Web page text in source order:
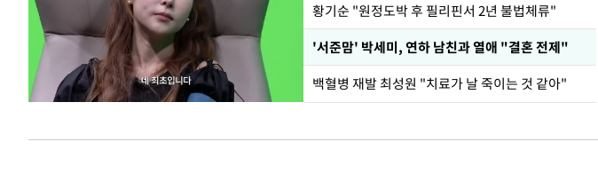
황기순 "원정도박 후 필리핀서 2년 불법체류"
'서준맘' 박세미, 연하 남친과 열애 "결혼 전제"
백혈병 재발 최성원 "치료가 날 죽이는 것 같아"